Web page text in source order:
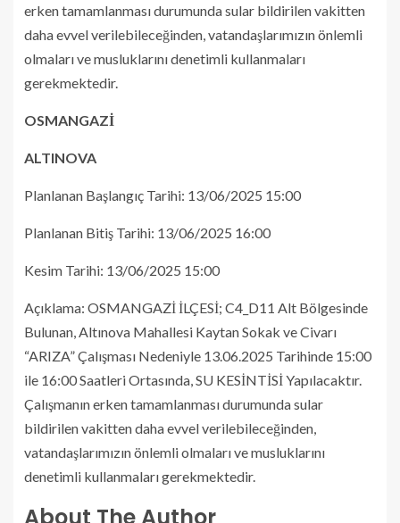
erken tamamlanması durumunda sular bildirilen vakitten
daha evvel verilebileceğinden, vatandaşlarımızın önlemli
olmaları ve musluklarını denetimli kullanmaları
gerekmektedir.
OSMANGAZİ
ALTINOVA
Planlanan Başlangıç Tarihi: 13/06/2025 15:00
Planlanan Bitiş Tarihi: 13/06/2025 16:00
Kesim Tarihi: 13/06/2025 15:00
Açıklama: OSMANGAZİ İLÇESİ; C4_D11 Alt Bölgesinde
Bulunan, Altınova Mahallesi Kaytan Sokak ve Civarı
“ARIZA” Çalışması Nedeniyle 13.06.2025 Tarihinde 15:00
ile 16:00 Saatleri Ortasında, SU KESİNTİSİ Yapılacaktır.
Çalışmanın erken tamamlanması durumunda sular
bildirilen vakitten daha evvel verilebileceğinden,
vatandaşlarımızın önlemli olmaları ve musluklarını
denetimli kullanmaları gerekmektedir.
About The Author